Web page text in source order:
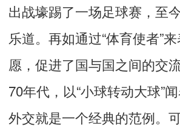
出战壕踢了一场足球赛，至
乐道。再如通过“体育使者”
愿，促进了国与国之间的交
70年代，以“小球转动大球”
外交就是一个经典的范例。